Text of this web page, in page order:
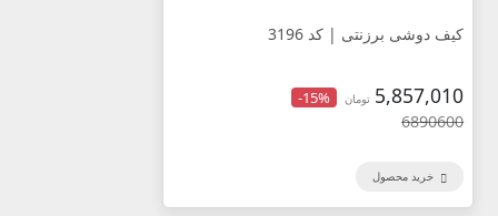
کیف دوشی برزنتی | کد 3196
5,857,010 تومان -15%
6890600
خرید محصول